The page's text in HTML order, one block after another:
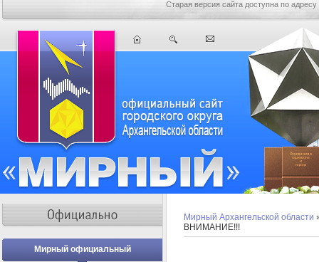
Старая версия сайта доступна по адресу
Мирный официальный
Мирный Архангельской области
ВНИМАНИЕ!!!